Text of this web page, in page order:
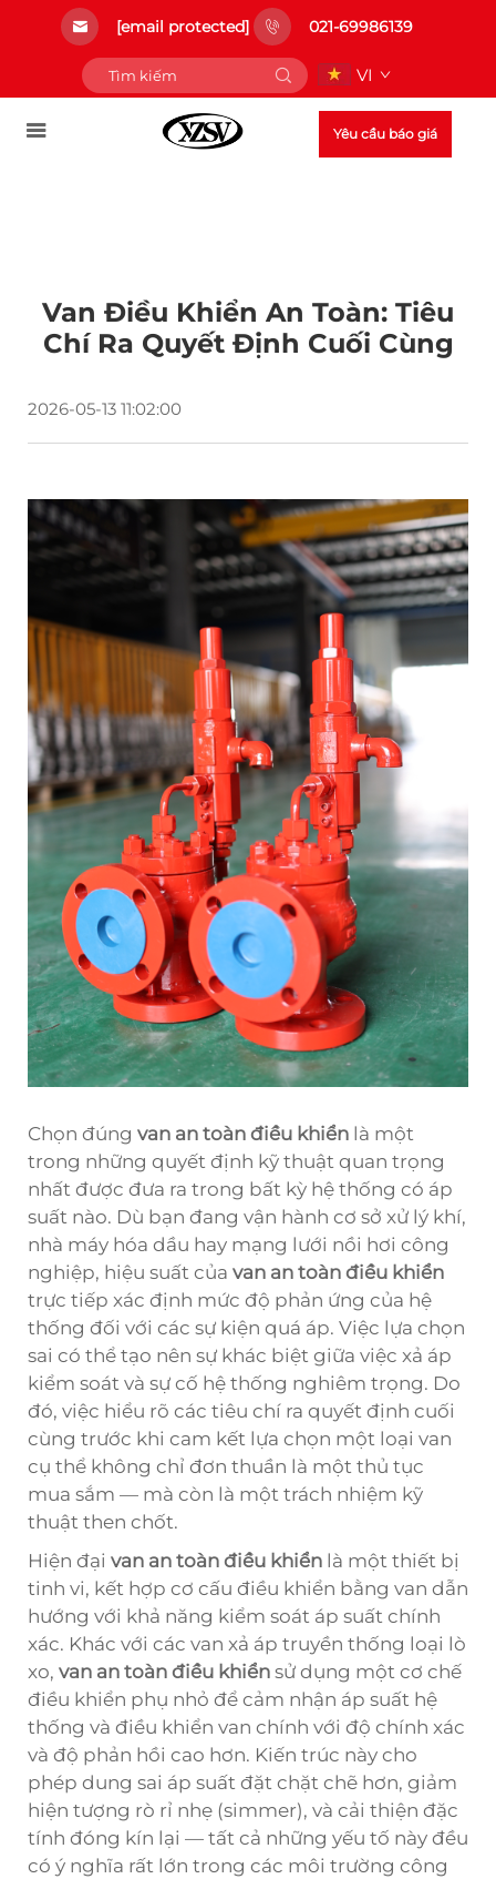
[email protected] 021-69986139
VI
Yêu cầu báo giá
Van Điều Khiển An Toàn: Tiêu
Chí Ra Quyết Định Cuối Cùng
2026-05-13 11:02:00
Chọn đúng van an toàn điều khiển là một
trong những quyết định kỹ thuật quan trọng
nhất được đưa ra trong bất kỳ hệ thống có áp
suất nào. Dù bạn đang vận hành cơ sở xử lý khí,
nhà máy hóa dầu hay mạng lưới nồi hơi công
nghiệp, hiệu suất của van an toàn điều khiển
trực tiếp xác định mức độ phản ứng của hệ
thống đối với các sự kiện quá áp. Việc lựa chọn
sai có thể tạo nên sự khác biệt giữa việc xả áp
kiểm soát và sự cố hệ thống nghiêm trọng. Do
đó, việc hiểu rõ các tiêu chí ra quyết định cuối
cùng trước khi cam kết lựa chọn một loại van
cụ thể không chỉ đơn thuần là một thủ tục
mua sắm — mà còn là một trách nhiệm kỹ
thuật then chốt.
Hiện đại van an toàn điều khiển là một thiết bị
tinh vi, kết hợp cơ cấu điều khiển bằng van dẫn
hướng với khả năng kiểm soát áp suất chính
xác. Khác với các van xả áp truyền thống loại lò
xo, van an toàn điều khiển sử dụng một cơ chế
điều khiển phụ nhỏ để cảm nhận áp suất hệ
thống và điều khiển van chính với độ chính xác
và độ phản hồi cao hơn. Kiến trúc này cho
phép dung sai áp suất đặt chặt chẽ hơn, giảm
hiện tượng rò rỉ nhẹ (simmer), và cải thiện đặc
tính đóng kín lại — tất cả những yếu tố này đều
có ý nghĩa rất lớn trong các môi trường công